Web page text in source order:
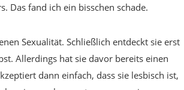
Das fand ich ein bisschen schade.
Sexualität. Schließlich entdeckt sie erst
Allerdings hat sie davor bereits einen
dann einfach, dass sie lesbisch ist,